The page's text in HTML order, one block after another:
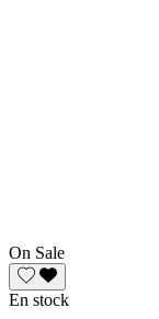
On Sale
En stock